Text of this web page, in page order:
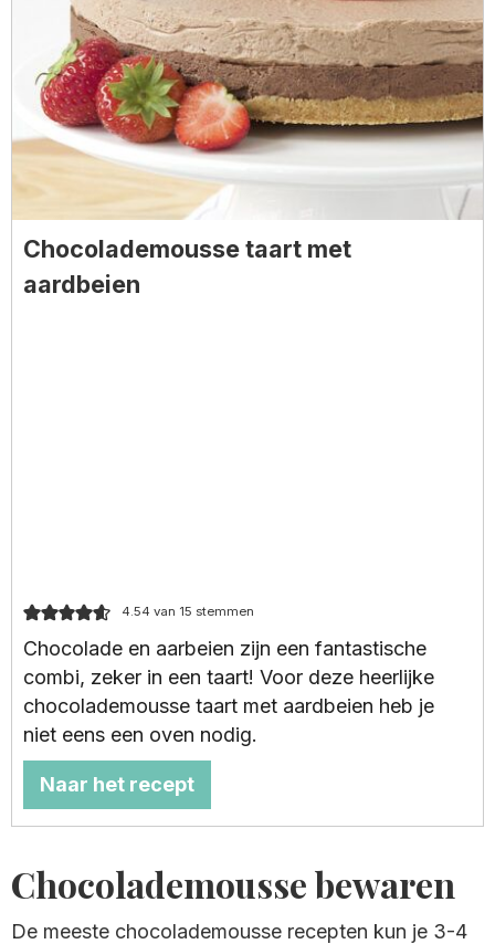
Chocolademousse taart met
aardbeien
4.54 van 15 stemmen
Chocolade en aarbeien zijn een fantastische
combi, zeker in een taart! Voor deze heerlijke
chocolademousse taart met aardbeien heb je
niet eens een oven nodig.
Naar het recept
Chocolademousse bewaren
De meeste chocolademousse recepten kun je 3-4